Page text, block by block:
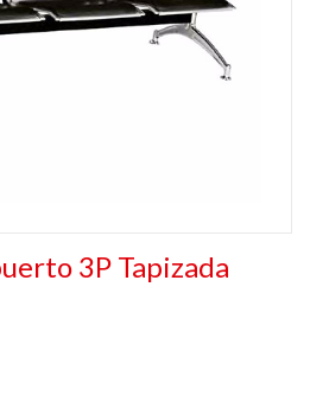
3P Tapizada